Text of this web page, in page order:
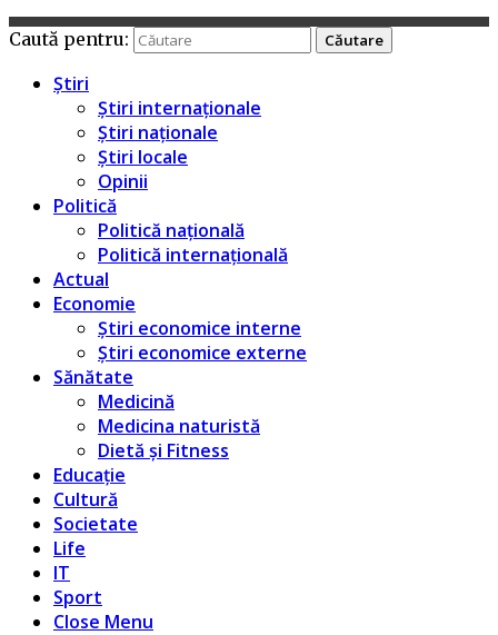
Caută pentru:
Știri
Știri internaționale
Știri naționale
Știri locale
Opinii
Politică
Politică națională
Politică internațională
Actual
Economie
Știri economice interne
Știri economice externe
Sănătate
Medicină
Medicina naturistă
Dietă și Fitness
Educație
Cultură
Societate
Life
IT
Sport
Close Menu